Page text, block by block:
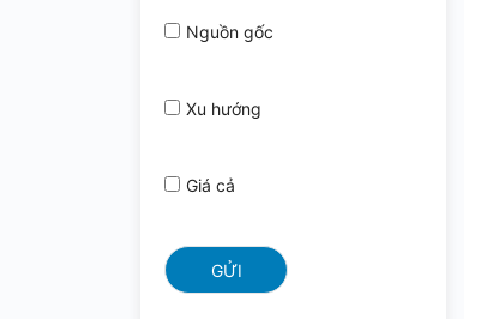
Nguồn gốc
Xu hướng
Giá cả